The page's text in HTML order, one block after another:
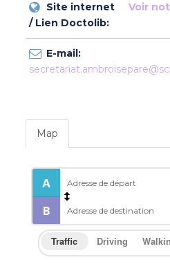
Site internet
/ Lien Doctolib:
Voir
E-mail:
Map
Traffic Driving